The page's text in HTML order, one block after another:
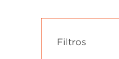
Filtros
6º chuveiro